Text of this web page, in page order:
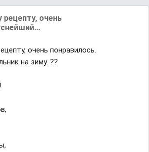
очень
очень понрaвилось.
на зиму. ?️?